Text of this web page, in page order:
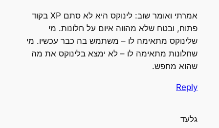
אמרתי ואומר שוב: לינוקס היא לא סתם XP בקוד
פתוח, ובטח שלא מהווה איום על חלונות. מי
שלינוקס מתאימה לו – משתמש בה כבר עכשיו. מי
שחלונות מתאימה לו – לא ימצא בלינוקס את מה
שהוא מחפש.
Reply
גלעד